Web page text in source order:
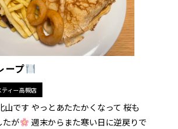
ープ
ティー高槻店
山です やっとあたたかくなって 桜も
たが
週末からまた寒い日に逆戻りで